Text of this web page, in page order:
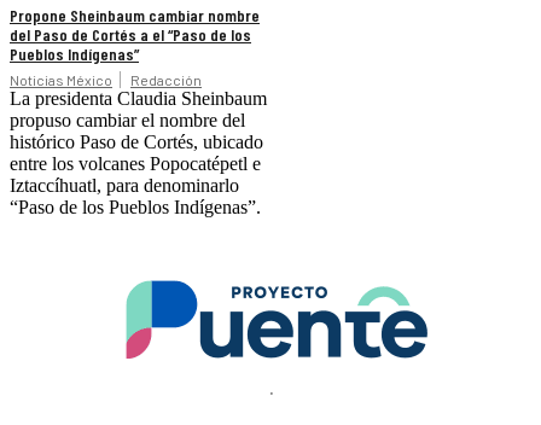
Propone Sheinbaum cambiar nombre
del Paso de Cortés a el “Paso de los
Pueblos Indígenas”
Noticias México Redacción
La presidenta Claudia Sheinbaum
propuso cambiar el nombre del
histórico Paso de Cortés, ubicado
entre los volcanes Popocatépetl e
Iztaccíhuatl, para denominarlo
“Paso de los Pueblos Indígenas”.
.